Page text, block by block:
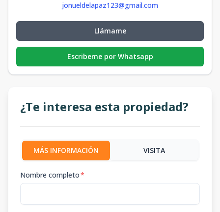
jonueldelapaz123@gmail.com
Llámame
Escribeme por Whatsapp
¿Te interesa esta propiedad?
MÁS INFORMACIÓN VISITA
Nombre completo*